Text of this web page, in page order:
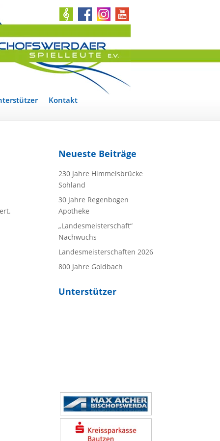
Kontakt
Neueste Beiträge
230 Jahre Himmelsbrücke
Sohland
30 Jahre Regenbogen
Apotheke
„Landesmeisterschaft“
Nachwuchs
Landesmeisterschaften 2026
800 Jahre Goldbach
Unterstützer